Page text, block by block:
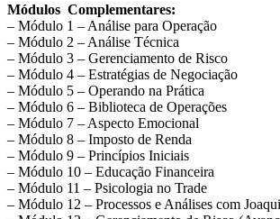
Módulos Complementares:
– Módulo 1 – Análise para Operação
– Módulo 2 – Análise Técnica
– Módulo 3 – Gerenciamento de Risco
– Módulo 4 – Estratégias de Negociação
– Módulo 5 – Operando na Prática
– Módulo 6 – Biblioteca de Operações
– Módulo 7 – Aspecto Emocional
– Módulo 8 – Imposto de Renda
– Módulo 9 – Princípios Iniciais
– Módulo 10 – Educação Financeira
– Módulo 11 – Psicologia no Trade
– Módulo 12 – Processos e Análises com